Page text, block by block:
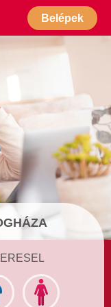
Belépek